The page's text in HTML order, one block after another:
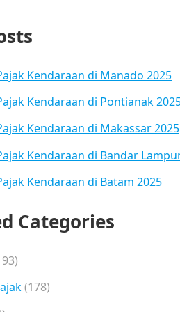
Kendaraan di Manado 2025
Kendaraan di Pontianak
Kendaraan di Makassar 2025
Kendaraan di Bandar
Kendaraan di Batam 2025
Categories
(178)